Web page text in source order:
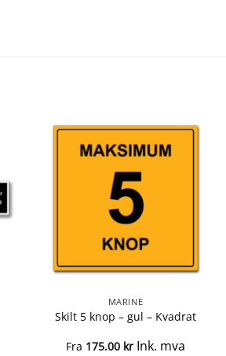
MARINE
Skilt 5 knop – gul – Kvadrat
Fra 175.00 kr Ink. mva